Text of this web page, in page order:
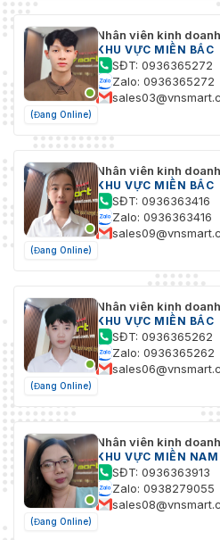
(Đang Online)
Nhân viên kinh
KHU VỰC MIỀN BẮC
SĐT: 0936365272
Zalo: 0936365272
(Đang Online)
Nhân viên kinh
KHU VỰC MIỀN BẮC
SĐT: 0936363416
Zalo: 0936363416
(Đang Online)
Nhân viên kinh
KHU VỰC MIỀN BẮC
SĐT: 0936365262
Zalo: 0936365262
(Đang Online)
Nhân viên kinh
KHU VỰC MIỀN NAM
SĐT: 0936363913
Zalo: 0938279055